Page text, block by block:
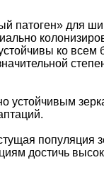
патоген» для
ко всем
устойчивым
популяция
достичь